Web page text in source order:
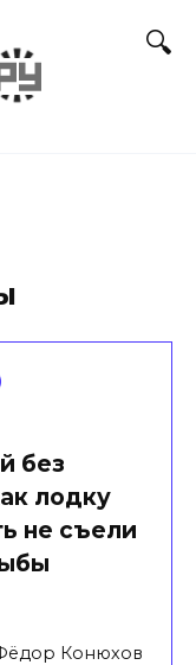
без
лодку
не съели
Конюхов